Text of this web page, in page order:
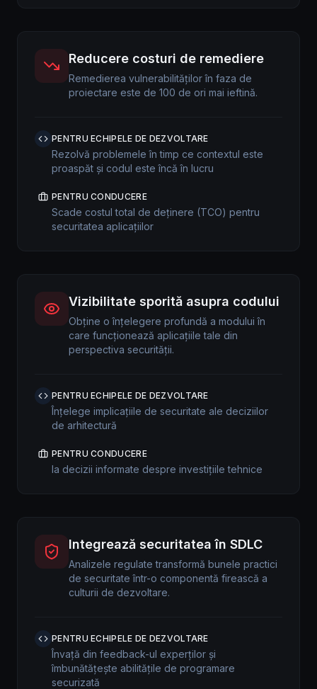
Reducere costuri de remediere
Remedierea vulnerabilităților în faza de
proiectare este de 100 de ori mai ieftină.
PENTRU ECHIPELE DE DEZVOLTARE
Rezolvă problemele în timp ce contextul este
proaspăt și codul este încă în lucru
PENTRU CONDUCERE
Scade costul total de deținere (TCO) pentru
securitatea aplicațiilor
Vizibilitate sporită asupra codului
Obține o înțelegere profundă a modului în
care funcționează aplicațiile tale din
perspectiva securității.
PENTRU ECHIPELE DE DEZVOLTARE
Înțelege implicațiile de securitate ale deciziilor
de arhitectură
PENTRU CONDUCERE
Ia decizii informate despre investițiile tehnice
Integrează securitatea în SDLC
Analizele regulate transformă bunele practici
de securitate într-o componentă firească a
culturii de dezvoltare.
PENTRU ECHIPELE DE DEZVOLTARE
Învață din feedback-ul experților și
îmbunătățește abilitățile de programare
securizată